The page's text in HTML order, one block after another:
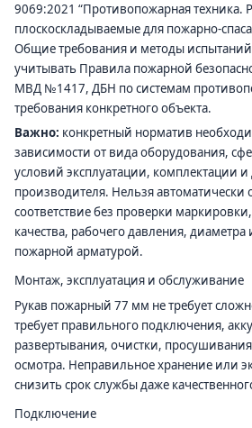
9069:2021 “Противопожарная техника.
плоскоскладываемые для пожарно-
Общие требования и методы
учитывать Правила пожарной
МВД №1417, ДБН по системам
требования конкретного объекта.
Важно: конкретный норматив
зависимости от вида оборудования,
условий эксплуатации, комплектации и
производителя. Нельзя автоматически
соответствие без проверки
качества, рабочего давления, диаметра
пожарной арматурой.
Монтаж, эксплуатация и обслуживание
Рукав пожарный 77 мм не требует
требует правильного подключения,
развертывания, очистки,
осмотра. Неправильное хранение или
снизить срок службы даже
Подключение